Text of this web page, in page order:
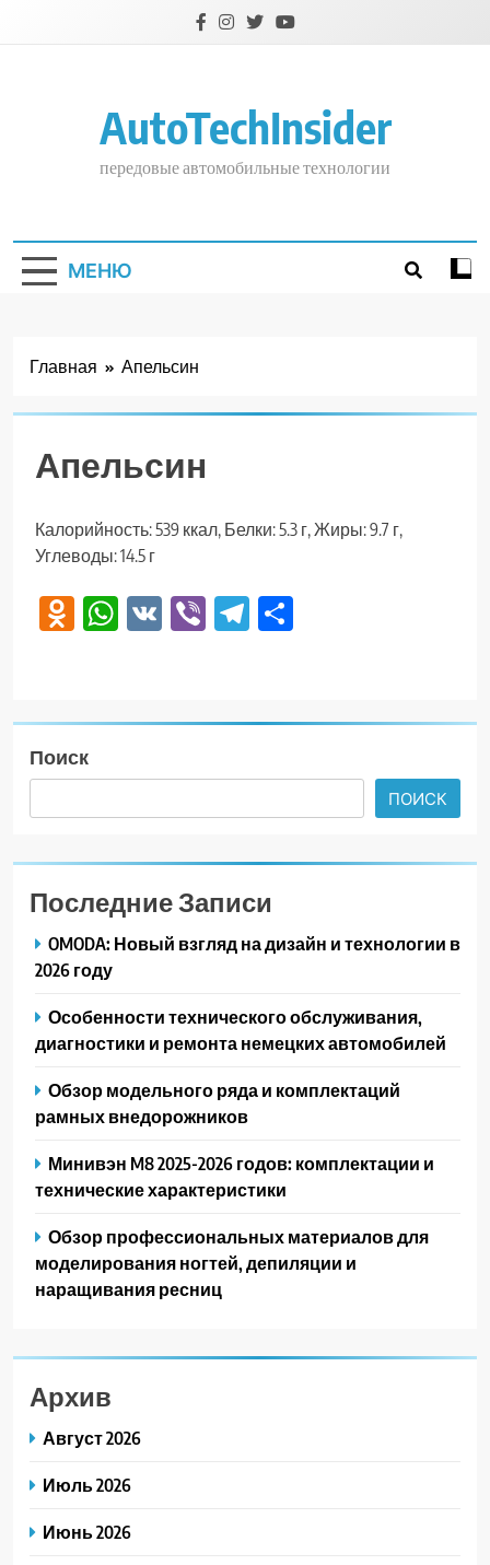
AutoTechInsider
передовые автомобильные технологии
МЕНЮ
Главная Апельсин
Апельсин
Калорийность: 539 ккал, Белки: 5.3 г, Жиры: 9.7 г,
Углеводы: 14.5 г
Odnoklassniki
WhatsApp
VK ViberTelegram
Поиск
ПОИСК
Последние Записи
OMODA: Новый взгляд на дизайн и технологии в
2026 году
Особенности технического обслуживания,
диагностики и ремонта немецких автомобилей
Обзор модельного ряда и комплектаций
рамных внедорожников
Минивэн M8 2025-2026 годов: комплектации и
технические характеристики
Обзор профессиональных материалов для
моделирования ногтей, депиляции и
наращивания ресниц
Архив
Август 2026
Июль 2026
Июнь 2026